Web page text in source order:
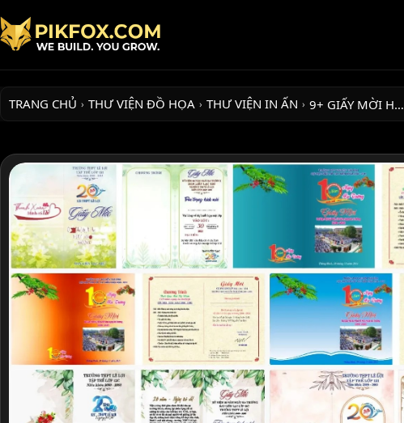
TRANG CHỦ › THƯ VIỆN ĐỒ HỌA › THƯ VIỆN IN ẤN › 9+ GIẤY MỜI H…